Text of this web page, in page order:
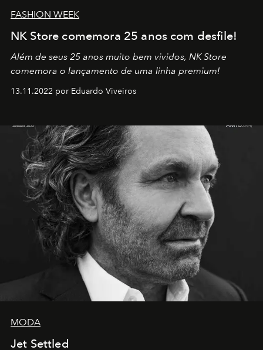
FASHION WEEK
NK Store comemora 25 anos com desfile!
Além de seus 25 anos muito bem vividos, NK Store
comemora o lançamento de uma linha premium!
13.11.2022 por Eduardo Viveiros
MODA
Jet Settled